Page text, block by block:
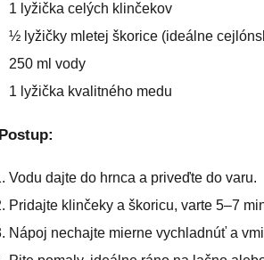
1 lyžička celých klinčekov
½ lyžičky mletej škorice (ideálne
250 ml vody
1 lyžička kvalitného medu
Postup:
Vodu dajte do hrnca a priveďte do varu.
Pridajte klinčeky a škoricu, varte 5–7
Nápoj nechajte mierne vychladnúť a